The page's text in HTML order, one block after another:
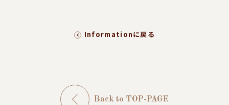
Informationに戻る
Back to TOP-PAGE